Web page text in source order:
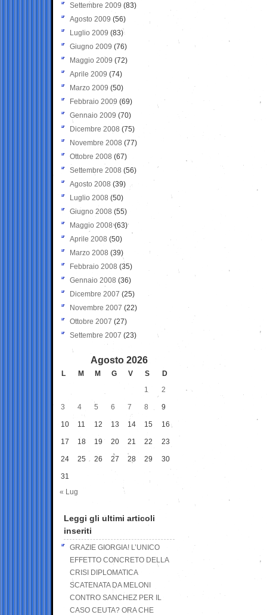
Settembre 2009 (83)
Agosto 2009 (56)
Luglio 2009 (83)
Giugno 2009 (76)
Maggio 2009 (72)
Aprile 2009 (74)
Marzo 2009 (50)
Febbraio 2009 (69)
Gennaio 2009 (70)
Dicembre 2008 (75)
Novembre 2008 (77)
Ottobre 2008 (67)
Settembre 2008 (56)
Agosto 2008 (39)
Luglio 2008 (50)
Giugno 2008 (55)
Maggio 2008(63)
Aprile 2008 (50)
Marzo 2008 (39)
Febbraio 2008 (35)
Gennaio 2008 (36)
Dicembre 2007 (25)
Novembre 2007 (22)
Ottobre 2007 (27)
Settembre 2007 (23)
Agosto 2026
L M M G V S
D
1
2
3 4 5 6 7 8 9
10 11 12 13 14 15 16
17 18 19 20 21 22 23
24 25 26 27 28 29 30
31
« Lug
Leggi gli ultimi articoli
inseriti
GRAZIE GIORGIA! L’UNICO
EFFETTO CONCRETO DELLA
CRISI DIPLOMATICA
SCATENATA DA MELONI
CONTRO SANCHEZ PER IL
CASO CEUTA? ORA CHE